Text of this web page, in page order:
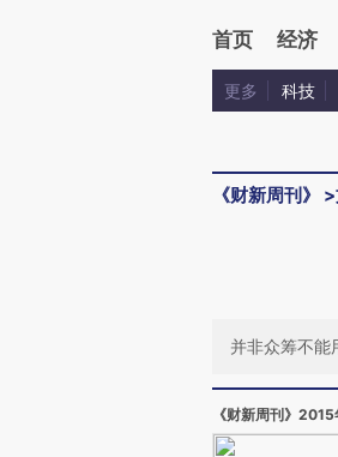
首页 经济
更多 科技
《财新周刊》 >
并非众筹不能
《财新周刊》